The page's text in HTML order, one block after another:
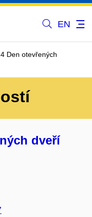
EN
Den otevřených
dveří